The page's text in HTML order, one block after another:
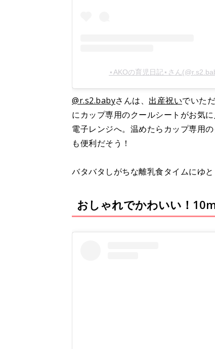
⋆AKOの育児日記⋆さん
@r.s2.babyさんは、 出産祝いでいた
にカップ専用のクールシートがお気
電子レンジへ。温めたらカップ専用
も便利だそう！
バタバタしがちな離乳食タイムにゆ
おしゃれでかわいい！